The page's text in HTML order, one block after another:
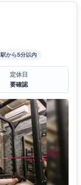
駅から5分以内
定休日
要確認